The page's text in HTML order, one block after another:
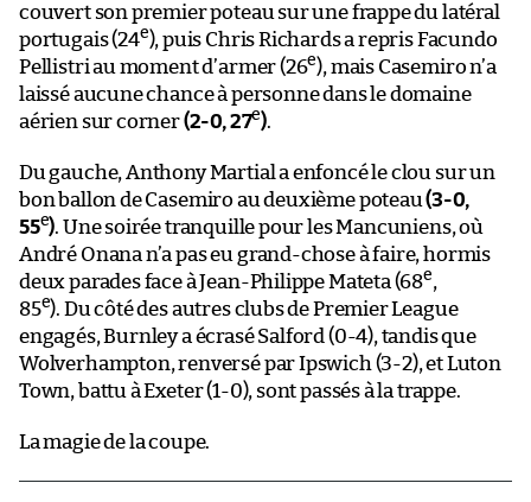
couvert son premier poteau sur une frappe du latéral
portugais (24e), puis Chris Richards a repris Facundo
Pellistri au moment d’armer (26e), mais Casemiro n’a
laissé aucune chance à personne dans le domaine
aérien sur corner(2-0, 27e).
Du gauche, Anthony Martial a enfoncé le clou sur un
bon ballon de Casemiro au deuxième poteau(3-0,
55e). Une soirée tranquille pour les Mancuniens, où
André Onana n’a pas eu grand-chose à faire, hormis
deux parades face à Jean-Philippe Mateta (68e,
85e). Du côté des autres clubs de Premier League
engagés, Burnley a écrasé Salford (0-4), tandis que
Wolverhampton, renversé par Ipswich (3-2), et Luton
Town, battu à Exeter (1-0), sont passés à la trappe.
La magie de la coupe.